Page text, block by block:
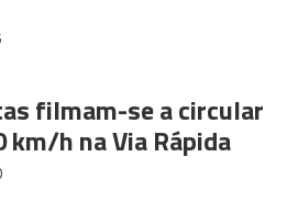
filmam-se a circular
km/h na Via Rápida